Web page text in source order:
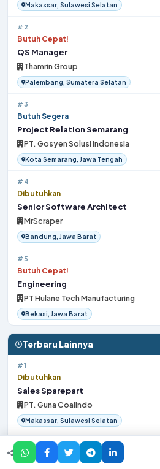
Makassar, Sulawesi Selatan
#2
Butuh Cepat!
QS Manager
Thamrin Group
Palembang, Sumatera Selatan
#3
Butuh Segera
Project Relation Semarang
PT. Gosyen Solusi Indonesia
Kota Semarang, Jawa Tengah
#4
Dibutuhkan
Senior Software Architect
MrScraper
Bandung, Jawa Barat
#5
Butuh Cepat!
Engineering
PT Hulane Tech Manufacturing
Bekasi, Jawa Barat
Terbaru Lainnya
#1
Dibutuhkan
Sales Sparepart
PT. Guna Coalindo
Makassar, Sulawesi Selatan
#2
Butuh Cepat!